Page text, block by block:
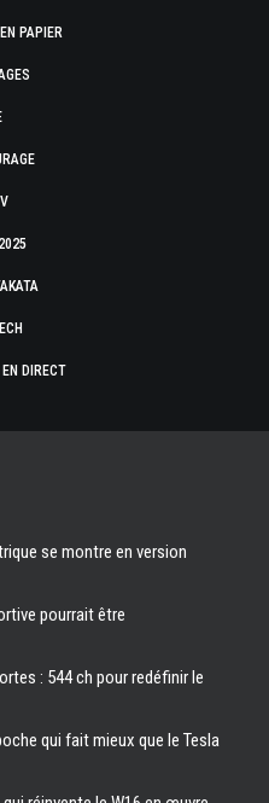
PAPIER
DIRECT
se montre en version
pourrait être
: 544 ch pour redéfinir le
qui fait mieux que le Tesla